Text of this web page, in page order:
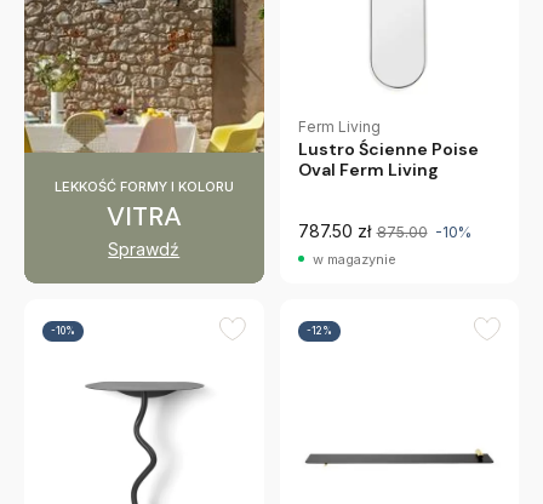
LEKKOŚĆ FORMY I KOLORU
VITRA
Sprawdź
Ferm Living
Lustro Ścienne Poise
Oval Ferm Living
787.50 zł 875.00 -10%
w magazynie
-10% -12%